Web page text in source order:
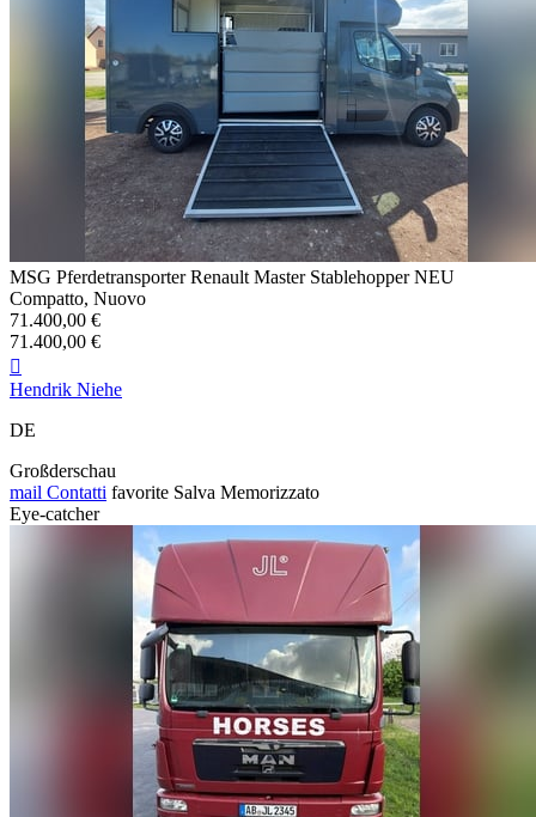
MSG Pferdetransporter Renault Master Stablehopper NEU
Compatto, Nuovo
71.400,00 €
71.400,00 €

Hendrik Niehe
DE
Großderschau
mail Contatti favorite Salva Memorizzato
Eye-catcher